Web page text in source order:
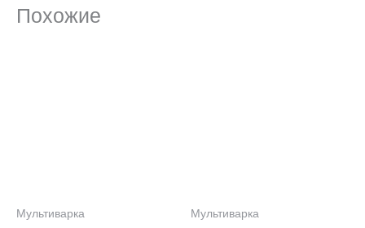
Похожие
Мультиварка Мультиварка